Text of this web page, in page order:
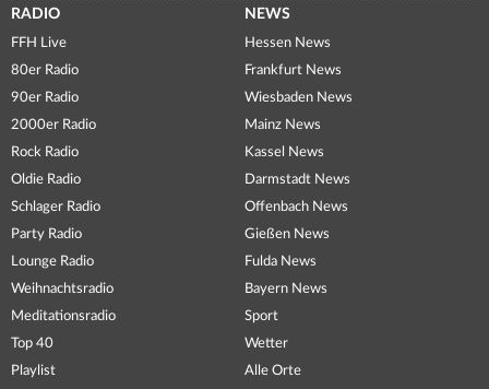
RADIO
FFH Live
80er Radio
90er Radio
2000er Radio
Rock Radio
Oldie Radio
Schlager Radio
Party Radio
Lounge Radio
Weihnachtsradio
Meditationsradio
Top 40
Playlist
NEWS
Hessen News
Frankfurt News
Wiesbaden News
Mainz News
Kassel News
Darmstadt News
Offenbach News
Gießen News
Fulda News
Bayern News
Sport
Wetter
Alle Orte